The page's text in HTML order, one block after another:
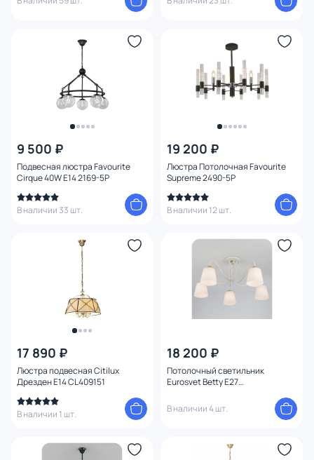
9 500 ₽
Подвесная люстра Favourite
Cirque 40W E14 2169-5P
В наличии 33 шт.
19 200 ₽
Люстра Потолочная Favourite
Supreme 2490-5P
В наличии 12 шт.
17 890 ₽
Люстра подвесная Citilux
Дрезден E14 CL409151
В наличии 1 шт.
18 200 ₽
Потолочный светильник
Eurosvet Betty E27
В наличии 4 шт.